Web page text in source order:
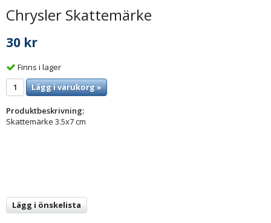
Chrysler Skattemärke
30 kr
Finns i lager
Lägg i varukorg »
Produktbeskrivning:
Skattemärke 3.5x7 cm
Lägg i önskelista